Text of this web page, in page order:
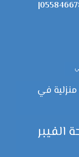
في
الفيبر